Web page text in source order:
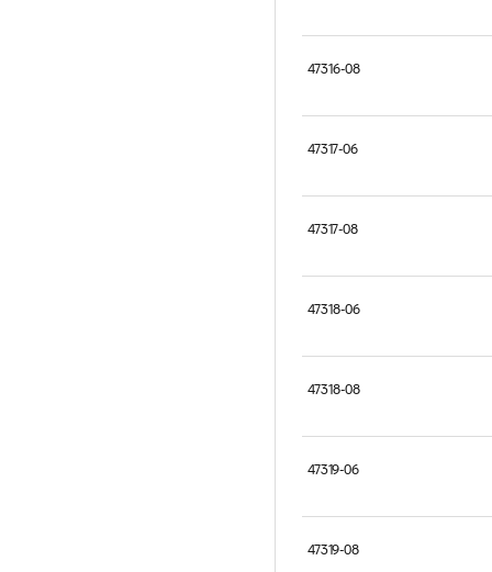
47316-08
47317-06
47317-08
47318-06
47318-08
47319-06
47319-08